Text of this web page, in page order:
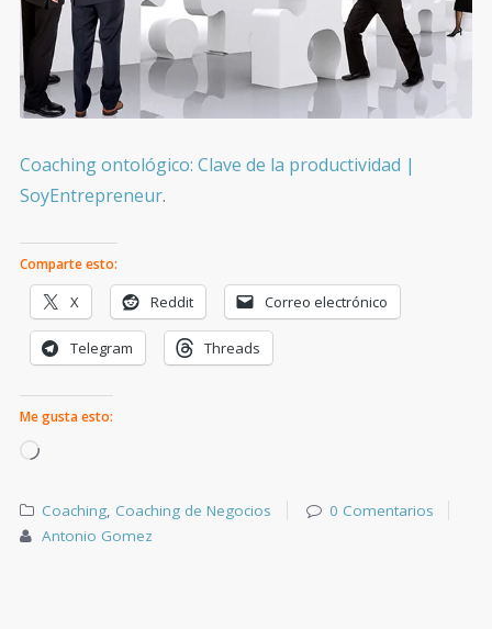
Coaching ontológico: Clave de la productividad |
SoyEntrepreneur.
Comparte esto:
X Reddit Correo electrónico
Telegram Threads
Me gusta esto:
Coaching Coaching de Negocios
0 Comentarios
Antonio Gomez